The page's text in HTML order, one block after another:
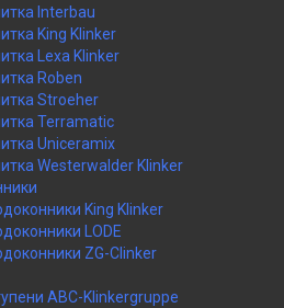
Interbau
King Klinker
Lexa Klinker
Roben
Stroeher
Terramatic
Uniceramix
Westerwalder Klinker
King Klinker
LODE
ZG-Clinker
ABC-Klinkergruppe